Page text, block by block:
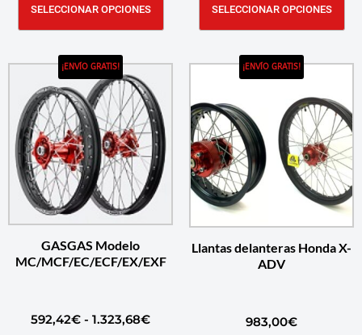
SELECCIONAR OPCIONES SELECCIONAR OPCIONES
¡ENVÍO GRATIS!
GASGAS Modelo
MC/MCF/EC/ECF/EX/EXF
592,42€ - 1.323,68€
¡ENVÍO GRATIS!
Llantas delanteras Honda X-
ADV
983,00€